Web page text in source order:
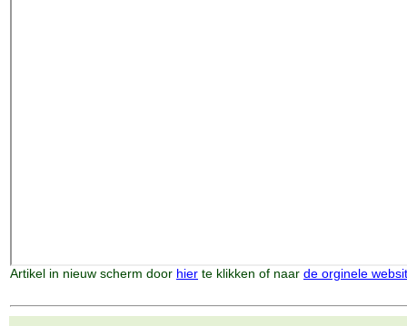
Artikel in nieuw scherm door hier te klikken of naar de orginele